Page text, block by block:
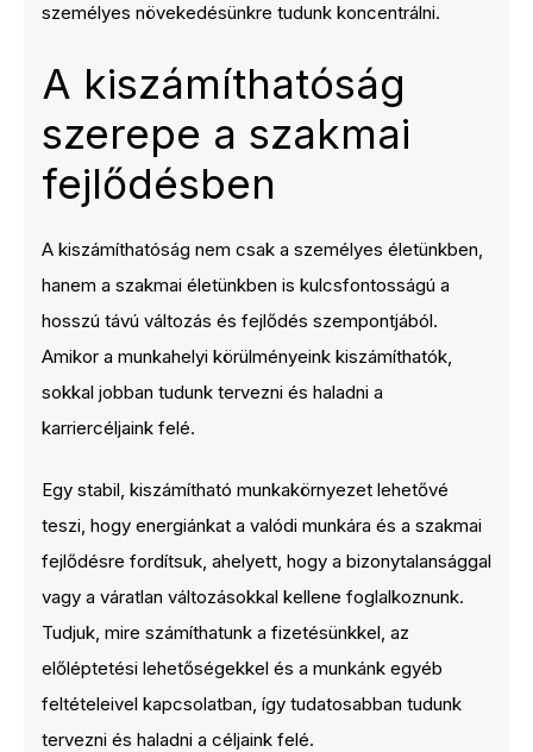
személyes növekedésünkre tudunk koncentrálni.
A kiszámíthatóság
szerepe a szakmai
fejlődésben
A kiszámíthatóság nem csak a személyes életünkben,
hanem a szakmai életünkben is kulcsfontosságú a
hosszú távú változás és fejlődés szempontjából.
Amikor a munkahelyi körülményeink kiszámíthatók,
sokkal jobban tudunk tervezni és haladni a
karriercéljaink felé.
Egy stabil, kiszámítható munkakörnyezet lehetővé
teszi, hogy energiánkat a valódi munkára és a szakmai
fejlődésre fordítsuk, ahelyett, hogy a bizonytalansággal
vagy a váratlan változásokkal kellene foglalkoznunk.
Tudjuk, mire számíthatunk a fizetésünkkel, az
előléptetési lehetőségekkel és a munkánk egyéb
feltételeivel kapcsolatban, így tudatosabban tudunk
tervezni és haladni a céljaink felé.